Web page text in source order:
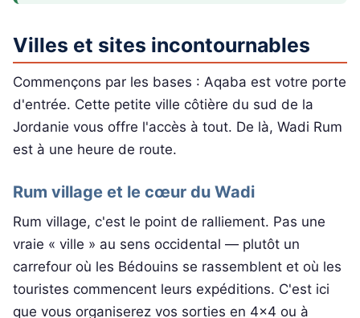
Villes et sites incontournables
Commençons par les bases : Aqaba est votre porte
d'entrée. Cette petite ville côtière du sud de la
Jordanie vous offre l'accès à tout. De là, Wadi Rum
est à une heure de route.
Rum village et le cœur du Wadi
Rum village, c'est le point de ralliement. Pas une
vraie « ville » au sens occidental — plutôt un
carrefour où les Bédouins se rassemblent et où les
touristes commencent leurs expéditions. C'est ici
que vous organiserez vos sorties en 4x4 ou à